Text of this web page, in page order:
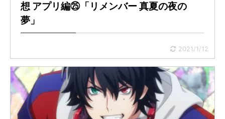
想 アプリ編㉕「リメンバー 真夏の夜の
夢」
2021/1/12